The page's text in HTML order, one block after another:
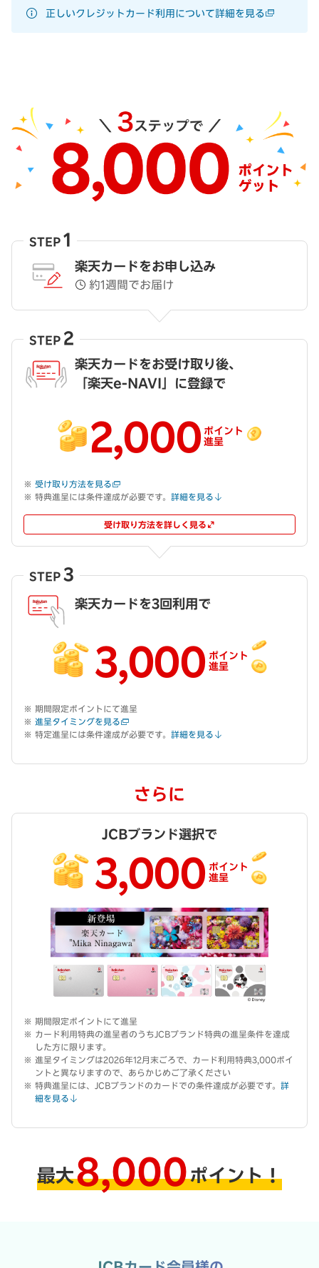
正しいクレジットカード利用について詳細を見る
STEP 1
楽天カードをお申し込み
約1週間でお届け
STEP 2
楽天カードをお受け取り後、
「楽天e-NAVI」に登録で
2,000 ポイント
進呈
受け取り方法を見る
特典進呈には条件達成が必要です。 詳細を見る
受け取り方法を詳しく見る
STEP 3
楽天カードを3回利用で
3,000 ポイント
進呈
期間限定ポイントにて進呈
進呈タイミングを見る
特定進呈には条件達成が必要です。 詳細を見る
さらに
JCBブランド選択で
3,000 ポイント
進呈
期間限定ポイントにて進呈
カード利用特典の進呈者のうちJCBブランド特典の進呈条件を達成
した方に限ります。
進呈タイミングは2026年12月末ごろで、カード利用特典3,000ポイ
ントと異なりますので、あらかじめご了承ください
特典進呈には、JCBブランドのカードでの条件達成が必要です。 詳
細を見る
最大8,000ポイント！